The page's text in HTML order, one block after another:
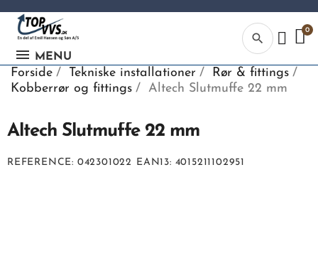
MENU
search
Forside Tekniske installationer
Rør & fittings
Kobberrør og fittings
Altech Slutmuffe 22 mm
Altech Slutmuffe 22 mm
REFERENCE 042301022 EAN13 4015211102951